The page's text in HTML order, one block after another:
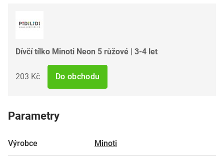
Dívčí tílko Minoti Neon 5 růžové | 3-4 let
203 Kč Do obchodu
Parametry
Výrobce Minoti